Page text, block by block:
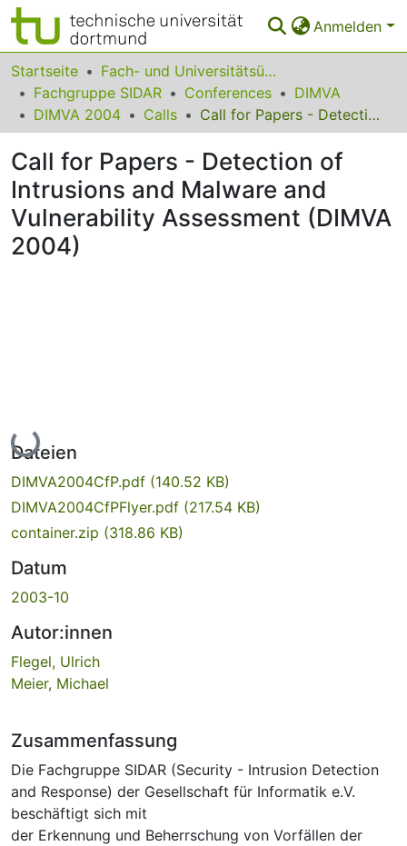
Anmelden
Bereiche & Sammlungen
Das gesamte Repositorium
FAQ
Leitlinien
Zurück zur Startseite
Startseite
Fach- und Universitätsübergreifendes
Fachgruppe SIDAR
Conferences
DIMVA
DIMVA 2004
Calls Call for Papers - Detection of Intrusions and Malware and Vulnerability Assessment (DIMVA 2004)
Call for Papers - Detection of
Intrusions and Malware and
Vulnerability Assessment (DIMVA
2004)
Lade...
Dateien
DIMVA2004CfP.pdf (140.52 KB)
DIMVA2004CfPFlyer.pdf (217.54 KB)
container.zip (318.86 KB)
Datum
2003-10
Autor:innen
Flegel, Ulrich
Meier, Michael
Zusammenfassung
Die Fachgruppe SIDAR (Security - Intrusion Detection
and Response) der Gesellschaft für Informatik e.V.
beschäftigt sich mit
der Erkennung und Beherrschung von Vorfällen der